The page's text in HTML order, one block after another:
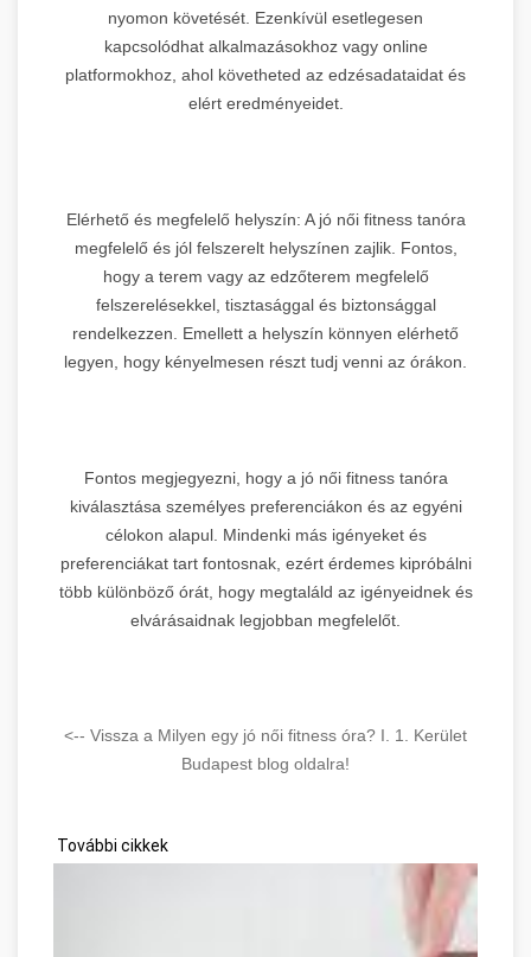
nyomon követését. Ezenkívül esetlegesen
kapcsolódhat alkalmazásokhoz vagy online
platformokhoz, ahol követheted az edzésadataidat és
elért eredményeidet.
Elérhető és megfelelő helyszín: A jó női fitness tanóra
megfelelő és jól felszerelt helyszínen zajlik. Fontos,
hogy a terem vagy az edzőterem megfelelő
felszerelésekkel, tisztasággal és biztonsággal
rendelkezzen. Emellett a helyszín könnyen elérhető
legyen, hogy kényelmesen részt tudj venni az órákon.
Fontos megjegyezni, hogy a jó női fitness tanóra
kiválasztása személyes preferenciákon és az egyéni
célokon alapul. Mindenki más igényeket és
preferenciákat tart fontosnak, ezért érdemes kipróbálni
több különböző órát, hogy megtaláld az igényeidnek és
elvárásaidnak legjobban megfelelőt.
<-- Vissza a Milyen egy jó női fitness óra? I. 1. Kerület
Budapest blog oldalra!
További cikkek